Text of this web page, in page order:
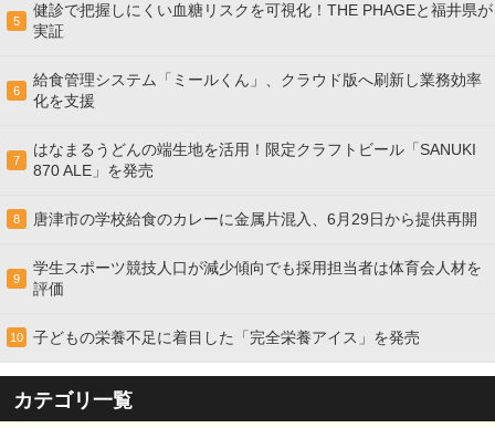
5
健診で把握しにくい血糖リスクを可視化！THE PHAGEと福井県が
実証
6
給食管理システム「ミールくん」、クラウド版へ刷新し業務効率
化を支援
7
はなまるうどんの端生地を活用！限定クラフトビール「SANUKI
870 ALE」を発売
8 唐津市の学校給食のカレーに金属片混入、6月29日から提供再開
9
学生スポーツ競技人口が減少傾向でも採用担当者は体育会人材を
評価
10 子どもの栄養不足に着目した「完全栄養アイス」を発売
カテゴリ一覧